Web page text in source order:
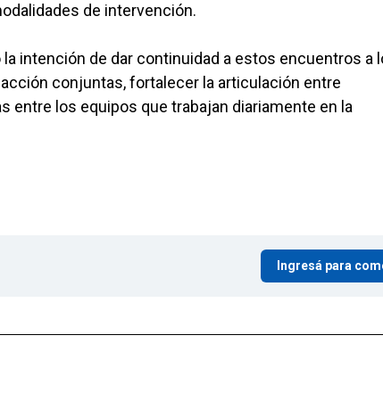
de intervención.
intención de dar continuidad a estos encuentros a
conjuntas, fortalecer la articulación entre
entre los equipos que trabajan diariamente en la
Ingresá para